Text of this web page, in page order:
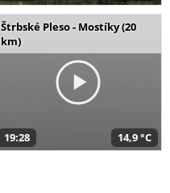
Štrbské Pleso - Mostíky (20
km)
19:28 14,9 °C